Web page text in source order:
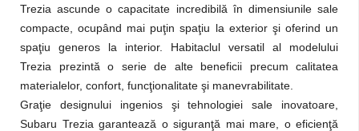
Trezia ascunde o capacitate incredibilă în dimensiunile sale
compacte, ocupând mai puţin spaţiu la exterior şi oferind un
spaţiu generos la interior.
Habitaclul versatil al modelului
Trezia prezintă o serie de alte beneficii precum calitatea
materialelor, confort, funcţionalitate şi manevrabilitate.
Graţie designului ingenios şi tehnologiei sale inovatoare,
Subaru Trezia garantează o siguranţă mai mare, o eficienţă